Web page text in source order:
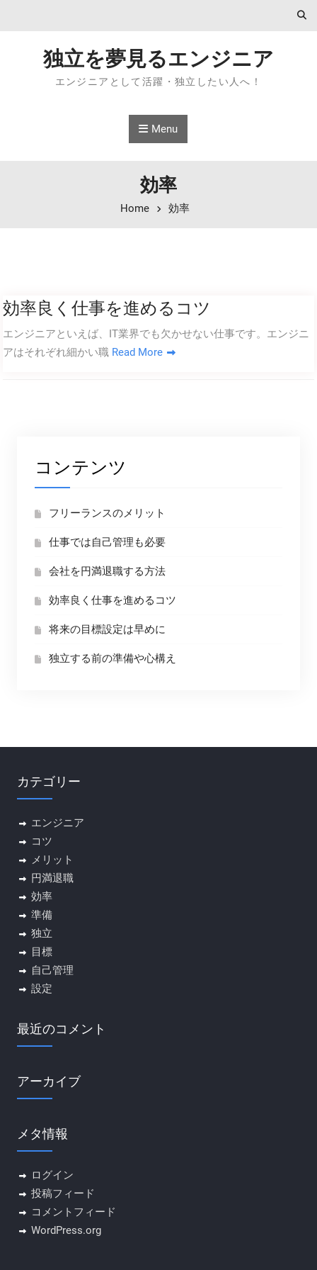
独立を夢見るエンジニア
エンジニアとして活躍・独立したい人へ！
Menu
効率
Home 効率
効率良く仕事を進めるコツ
エンジニアといえば、IT業界でも欠かせない仕事です。エンジニ
アはそれぞれ細かい職 Read More
コンテンツ
フリーランスのメリット
仕事では自己管理も必要
会社を円満退職する方法
効率良く仕事を進めるコツ
将来の目標設定は早めに
独立する前の準備や心構え
カテゴリー
エンジニア
コツ
メリット
円満退職
効率
準備
独立
目標
自己管理
設定
最近のコメント
アーカイブ
メタ情報
ログイン
投稿フィード
コメントフィード
WordPress.org